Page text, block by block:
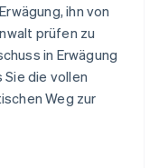
ihn von
prüfen zu
in Erwägung
Sie die vollen
Weg zur